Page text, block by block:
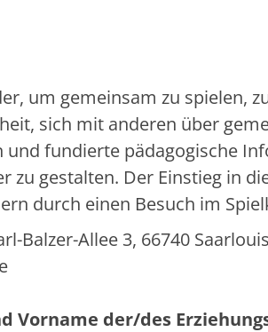
um gemeinsam zu spielen,
sich mit anderen über
und fundierte pädagogische
zu gestalten. Der Einstieg in
durch einen Besuch im
Balzer-Allee 3, 66740
Vorname der/des